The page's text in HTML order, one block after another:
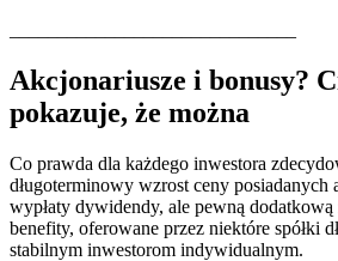
Akcjonariusze i bonusy?
pokazuje, że można
Co prawda dla każdego inwestora
długoterminowy wzrost ceny posiadanych
wypłaty dywidendy, ale pewną dodatkową
benefity, oferowane przez niektóre spółki
stabilnym inwestorom indywidualnym.